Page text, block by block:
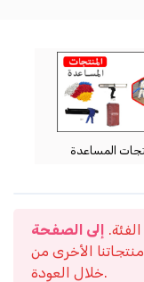
المساعدة
إلى الصفحة
الأخرى من
خلال العودة.